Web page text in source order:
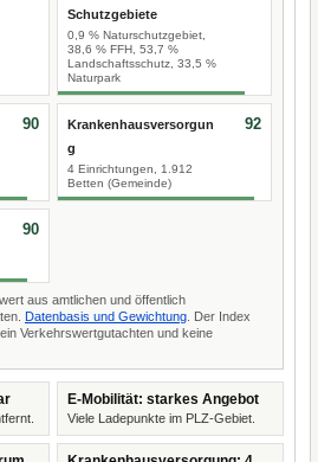
Schutzgebiete
0,9 % Naturschutzgebiet,
38,6 % FFH, 53,7 %
Landschaftsschutz, 33,5 %
Naturpark
90
Krankenhausversorgun
g
4 Einrichtungen, 1.912
Betten (Gemeinde)
92
90
aus amtlichen und öffentlich
Datenbasis und Gewichtung . Der Index
Verkehrswertgutachten und keine
E-Mobilität: starkes Angebot
Viele Ladepunkte im PLZ-Gebiet.